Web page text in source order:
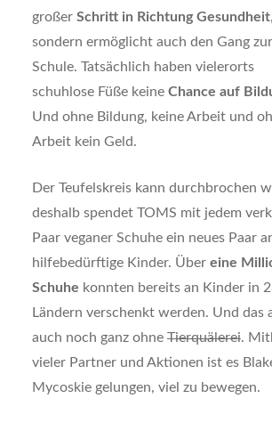
großer Schritt in Richtung Gesundheit,
sondern ermöglicht auch den Gang zur
Schule. Tatsächlich haben vielerorts
schuhlose Füße keine Chance auf
Und ohne Bildung, keine Arbeit und
Arbeit kein Geld.
Der Teufelskreis kann durchbrochen
deshalb spendet TOMS mit jedem
Paar veganer Schuhe ein neues Paar
hilfebedürftige Kinder. Über eine
Schuhe konnten bereits an Kinder in
Ländern verschenkt werden. Und das
auch noch ganz ohneTierquälerei.
vieler Partner und Aktionen ist es
Mycoskie gelungen, viel zu bewegen.